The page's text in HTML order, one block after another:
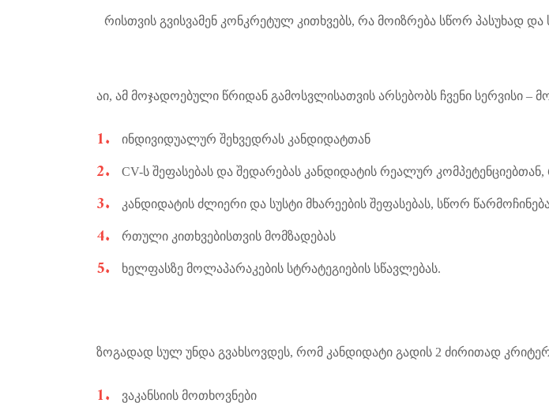
რისთვის გვისვამენ კონკრეტულ კითხვებს, რა მოიზრება სწორ პასუხად
აი, ამ მოჯადოებული წრიდან გამოსვლისათვის არსებობს ჩვენი სერვისი –
ინდივიდუალურ შეხვედრას კანდიდატთან
CV-ს შეფასებას და შედარებას კანდიდატის რეალურ
კანდიდატის ძლიერი და სუსტი მხარეების შეფასებას, სწორ
რთული კითხვებისთვის მომზადებას
ხელფასზე მოლაპარაკების სტრატეგიების სწავლებას.
ზოგადად სულ უნდა გვახსოვდეს, რომ კანდიდატი გადის 2 ძირითად
ვაკანსიის მოთხოვნები